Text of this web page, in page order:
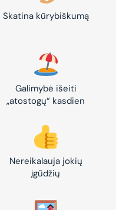
Skatina kūrybiškumą
Galimybė išeiti
„atostogų“ kasdien
Nereikalauja jokių
įgūdžių